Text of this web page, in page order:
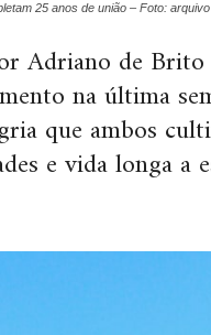
25 anos de união – Foto:
Adriano de Brito
na última
que ambos
e vida longa a